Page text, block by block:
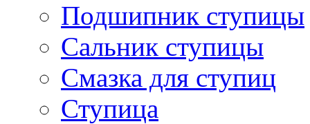
Подшипник ступицы
Сальник ступицы
Смазка для ступиц
Ступица